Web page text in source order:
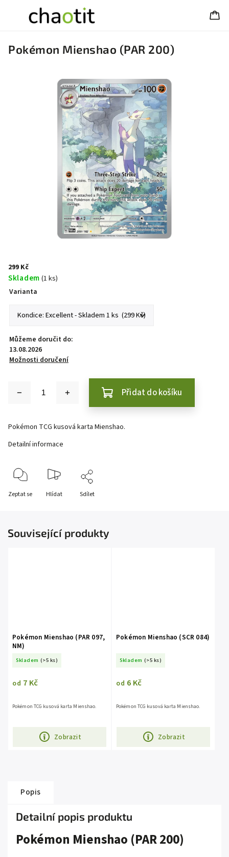
Pokémon Mienshao (PAR 200)
299 Kč
Skladem (1 ks)
Varianta
Můžeme doručit do:
13.08.2026
Možnosti doručení
Přidat do košíku
Pokémon TCG kusová karta Mienshao.
Detailní informace
Zeptat se Hlídat Sdílet
Související produkty
Pokémon Mienshao (PAR 097,
NM)
Skladem (>5 ks)
od 7 Kč
Zobrazit
Pokémon TCG kusová karta Mienshao.
Pokémon Mienshao (SCR 084)
Skladem (>5 ks)
od 6 Kč
Zobrazit
Pokémon TCG kusová karta Mienshao.
Popis
Detailní popis produktu
Pokémon Mienshao (PAR 200)